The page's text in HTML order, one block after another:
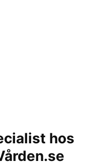
hos